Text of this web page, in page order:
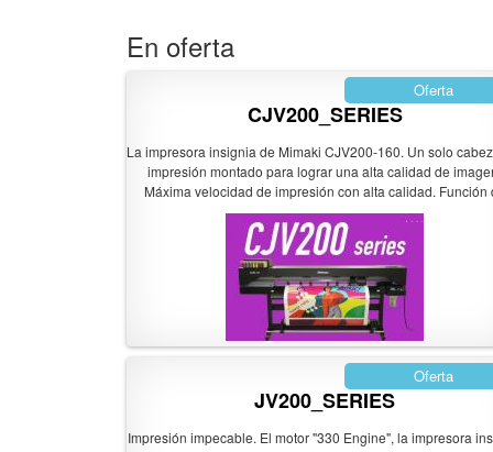
En oferta
Oferta
CJV200_SERIES
La impresora insignia de Mimaki CJV200-160. Un solo
impresión montado para lograr una alta calidad de
Máxima velocidad de impresión con alta calidad. Función
ahorro de tinta. La CJV200 está equipada con un solo
impresión "330 Engine" La tecnología de control preciso de
gota de tinta mínima de 3 picolitros y el cabezal de
ofrece impresiones de alta densidad, incluso a altas
dan como resultado una impresión increíblemente
Oferta
JV200_SERIES
Impresión impecable. El motor "330 Engine", la impresora